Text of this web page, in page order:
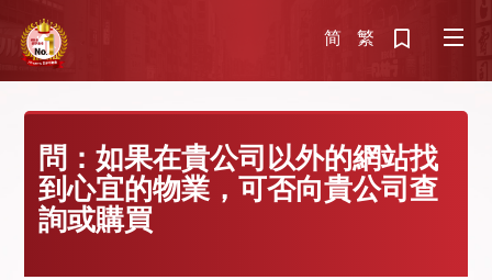
简 繁
問：如果在貴公司以外的網站找
到心宜的物業，可否向貴公司查
詢或購買